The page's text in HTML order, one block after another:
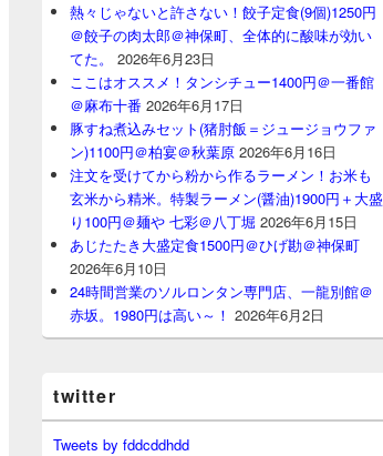
熱々じゃないと許さない！餃子定食(9個)1250円
＠餃子の肉太郎＠神保町、全体的に酸味が効い
てた。
2026年6月23日
ここはオススメ！タンシチュー1400円＠一番館
＠麻布十番 2026年6月17日
豚すね煮込みセット(猪肘飯＝ジュージョウファ
ン)1100円＠柏宴＠秋葉原 2026年6月16日
注文を受けてから粉から作るラーメン！お米も
玄米から精米。特製ラーメン(醤油)1900円＋大盛
り100円＠麺や 七彩＠八丁堀 2026年6月15日
あじたたき大盛定食1500円＠ひげ勘＠神保町
2026年6月10日
24時間営業のソルロンタン専門店、一龍別館＠
赤坂。1980円は高い～！ 2026年6月2日
twitter
Tweets by fddcddhdd